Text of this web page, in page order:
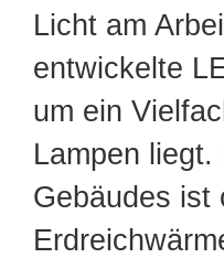
Licht am
entwickelte
um ein
Lampen
Gebäudes ist